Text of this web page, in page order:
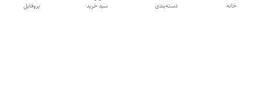
پروفایل سبد خرید دسته‌بندی خانه